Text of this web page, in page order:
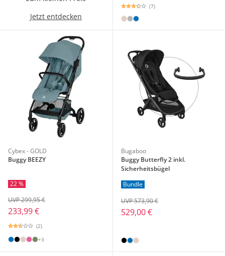
Jetzt entdecken
(7)
Cybex - GOLD
Buggy BEEZY
22 %
233,99 €
UVP 299,95 €
(2)
+3
Bugaboo
Buggy Butterfly 2 inkl.
Sicherheitsbügel
Bundle
529,00 €
UVP 573,90 €